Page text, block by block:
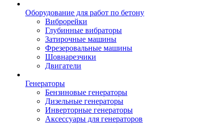
Оборудование для работ по бетону
Виброрейки
Глубинные вибраторы
Затирочные машины
Фрезеровальные машины
Шовнарезчики
Двигатели
Генераторы
Бензиновые генераторы
Дизельные генераторы
Инверторные генераторы
Аксессуары для генераторов